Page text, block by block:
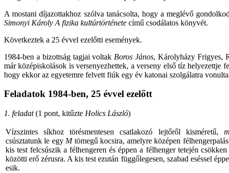
A mostani díjazottakhoz szólva tanácsolta, hogy a meglévő
Simonyi Károly A fizika kultúrtörténete című csodálatos könyvét.
Következtek a 25 évvel ezelőtti események.
1984-ben a bizottság tagjai voltak Boros János, Károlyházy Frigyes,
már középiskolások is versenyezhettek, a verseny első tíz
hogy ekkor az egyetemre felvett fiúk egy év katonai szolgálatra
Feladatok 1984-ben, 25 évvel ezelőtt
1. feladat(1 pont, kitűzte Holics László)
Vízszintes síkhoz törésmentesen csatlakozó lejtőről kisméretű, m
csúsztatunk le egy Mtömegű kocsira, amelyre középen
kis test felcsúszik a félhengeren és éppen a félhenger tetején csökken
közötti erő zérusra. A kis test ezután függőlegesen, szabad eséssel
esik.